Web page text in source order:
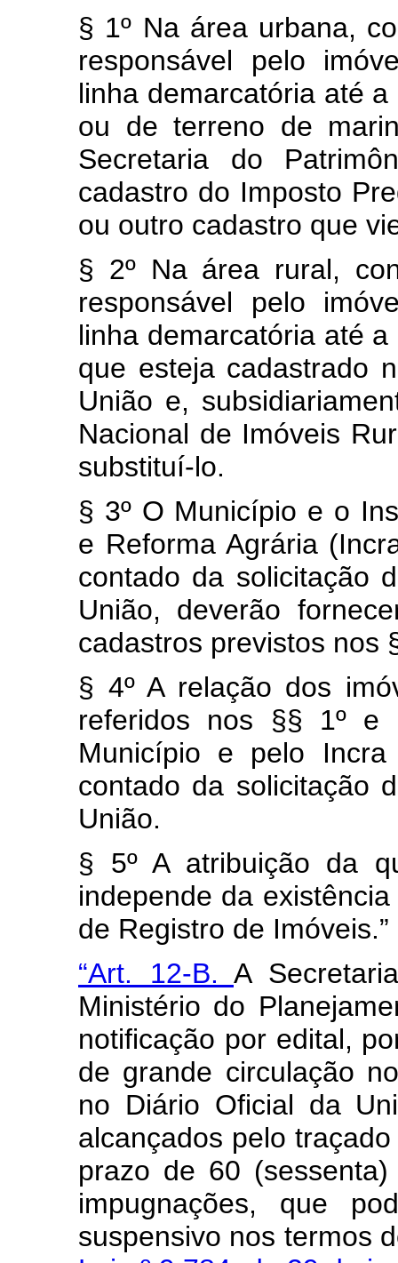
§ 1º Na área urbana,
responsável pelo
linha demarcatória até
ou de terreno de
Secretaria do
cadastro do Imposto
ou outro cadastro que
§ 2º Na área rural,
responsável pelo
linha demarcatória até
que esteja cadastrado
União e,
Nacional de Imóveis
substituí-lo.
§ 3º O Município e o
e Reforma Agrária
contado da solicitação
União, deverão
cadastros previstos nos
§ 4º A relação dos
referidos nos §§ 1º e
Município e pelo
contado da solicitação
União.
§ 5º A atribuição da
independe da
de Registro de Imóveis.”
“Art. 12-B. A
Ministério do
notificação por edital,
de grande circulação
no Diário Oficial da
alcançados pelo
prazo de 60
impugnações, que
suspensivo nos termos